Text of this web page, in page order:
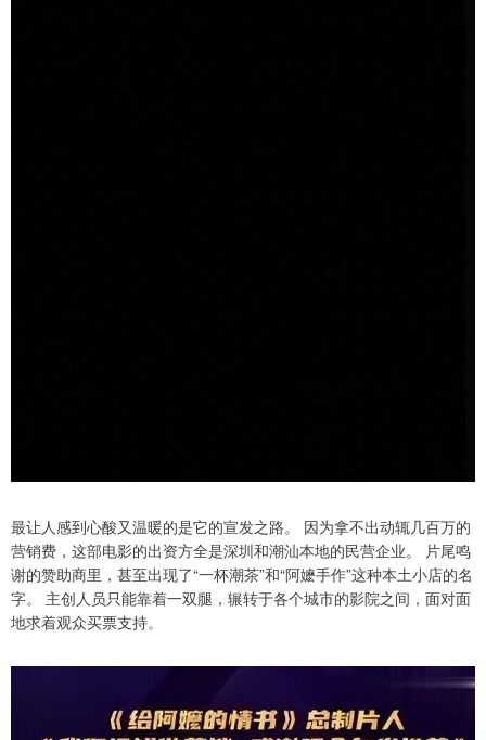
最让人感到心酸又温暖的是它的宣发之路。 因为拿不出动辄几百万的
营销费，这部电影的出资方全是深圳和潮汕本地的民营企业。 片尾鸣
谢的赞助商里，甚至出现了“一杯潮茶”和“阿嬷手作”这种本土小店的名
字。 主创人员只能靠着一双腿，辗转于各个城市的影院之间，面对面
地求着观众买票支持。